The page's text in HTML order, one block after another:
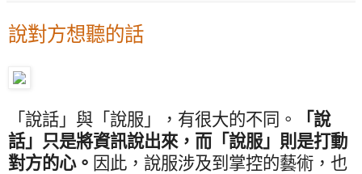
說對方想聽的話
「說話」與「說服」，有很大的不同。
「說
話」只是將資訊說出來，而「說服」則是打動
對方的心。 因此，說服涉及到掌控的藝術，也